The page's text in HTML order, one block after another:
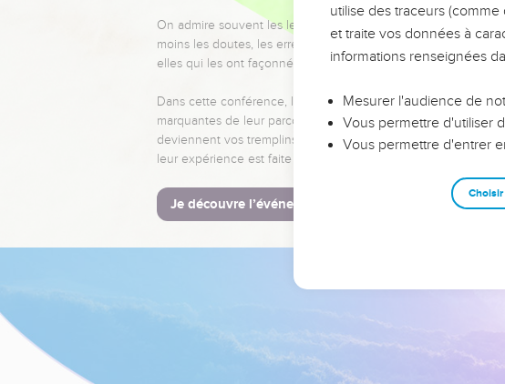
On admire souvent les leaders pour leurs réussites, leur
moins les doutes, les erreurs et les saisons difficiles qu'ils ont
elles qui les ont façonnés.
Dans cette conférence, leaders, entrepreneurs, et
marquantes de leur parcours et les clés pour avancer avec
deviennent vos tremplins. Que vous guidiez un ministère,
leur expérience est faite pour vous.
Je découvre l’événement
utilise des traceurs
et traite vos données à
informations renseignées
Mesurer l'audience de
Vous permettre d'utiliser
Vous permettre d'entrer